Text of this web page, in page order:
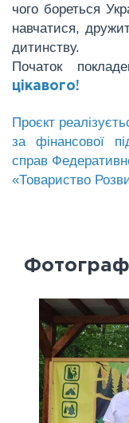
чого бореться
навчатися,
дитинству.
Початок
цікавого!
Проєкт
за фінансової
справ
«Товариство